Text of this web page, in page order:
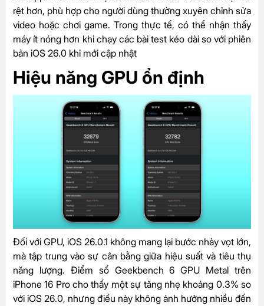
rệt hơn, phù hợp cho người dùng thường xuyên chỉnh sửa
video hoặc chơi game. Trong thực tế, có thể nhận thấy
máy ít nóng hơn khi chạy các bài test kéo dài so với phiên
bản iOS 26.0 khi mới cập nhật
Hiệu năng GPU ổn định
Đối với GPU, iOS 26.0.1 không mang lại bước nhảy vọt lớn,
mà tập trung vào sự cân bằng giữa hiệu suất và tiêu thụ
năng lượng. Điểm số Geekbench 6 GPU Metal trên
iPhone 16 Pro cho thấy một sự tăng nhẹ khoảng 0.3% so
với iOS 26.0, nhưng điều này không ảnh hưởng nhiều đến